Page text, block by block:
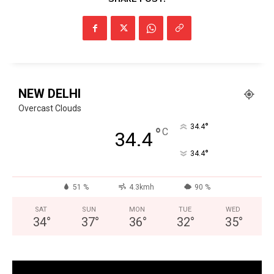
FacebookWhatsApp
Share
Read Latest News on AIN
NEW DELHI
Overcast Clouds
34.4°C 34.4°
34.4°
51 % 4.3kmh 90 %
SAT
34°
SUN
37°
MON
36°
TUE
32°
WED
35°